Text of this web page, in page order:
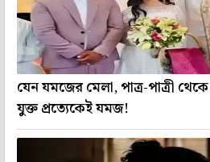
যেন যমজের মেলা, পাত্র-পাত্রী
যুক্ত প্রত্যেকেই যমজ!